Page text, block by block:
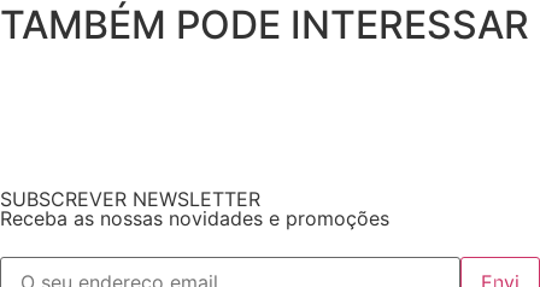
TAMBÉM PODE INTERESSAR
SUBSCREVER NEWSLETTER
Receba as nossas novidades e promoções